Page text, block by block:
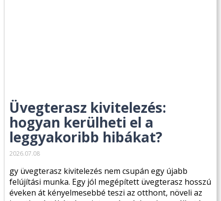
Üvegterasz kivitelezés:
hogyan kerülheti el a
leggyakoribb hibákat?
2026.07.08
gy üvegterasz kivitelezés nem csupán egy újabb
felújítási munka. Egy jól megépített üvegterasz hosszú
éveken át kényelmesebbé teszi az otthont, növeli az